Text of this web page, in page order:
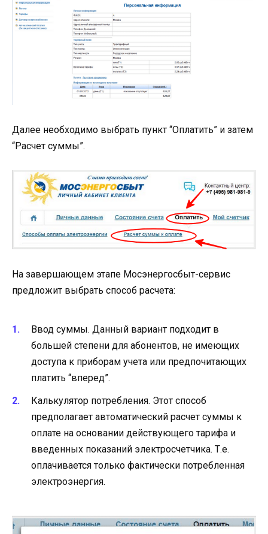
Далее необходимо выбрать пункт “Оплатить” и затем
“Расчет суммы”.
На завершающем этапе Мосэнергосбыт-сервис
предложит выбрать способ расчета:
Ввод суммы. Данный вариант подходит в
большей степени для абонентов, не имеющих
доступа к приборам учета или предпочитающих
платить “вперед”.
Калькулятор потребления. Этот способ
предполагает автоматический расчет суммы к
оплате на основании действующего тарифа и
введенных показаний электросчетчика. Т.е.
оплачивается только фактически потребленная
электроэнергия.